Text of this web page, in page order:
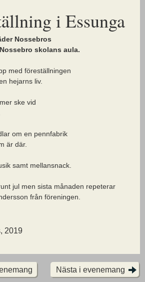
i Essunga
Nossebros
skolans aula.
med föreställningen
hejarns liv.
ske vid
om en pennfabrik
är där.
samt mellansnack.
jul men sista månaden repeterar
från föreningen.
2019
Nästa i evenemang